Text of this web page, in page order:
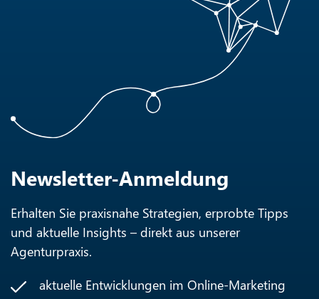
Newsletter-Anmeldung
Erhalten Sie praxisnahe Strategien, erprobte Tipps
und aktuelle Insights – direkt aus unserer
Agenturpraxis.
aktuelle Entwicklungen im Online-Marketing